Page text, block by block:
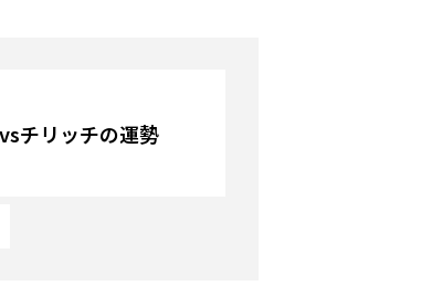
チリッチの運勢